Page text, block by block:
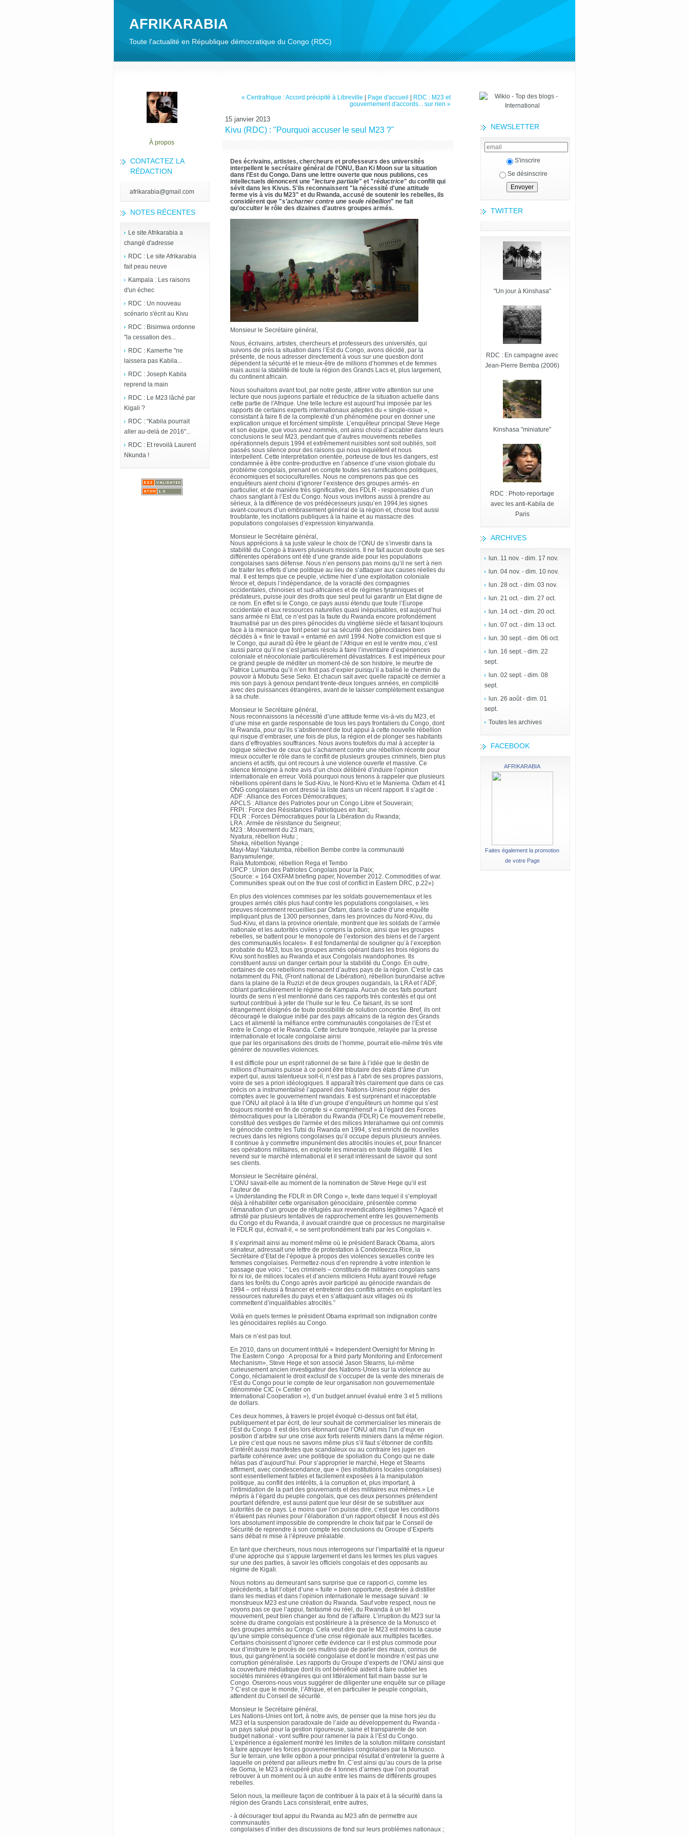
AFRIKARABIA
Toute l'actualité en République démocratique du Congo (RDC)
À propos
CONTACTEZ LA
RÉDACTION
afrikarabia@gmail.com
NOTES RÉCENTES
Le site Afrikarabia a
changé d'adresse
RDC : Le site Afrikarabia
fait peau neuve
Kampala : Les raisons
d'un échec
RDC : Un nouveau
scénario s'écrit au Kivu
RDC : Bisimwa ordonne
"la cessation des...
RDC : Kamerhe "ne
laissera pas Kabila...
RDC : Joseph Kabila
reprend la main
RDC : Le M23 lâché par
Kigali ?
RDC : "Kabila pourrait
aller au-delà de 2016"...
RDC : Et revoilà Laurent
Nkunda !
NEWSLETTER
S'inscrire
Se désinscrire
TWITTER
"Un jour à Kinshasa"
RDC : En campagne avec
Jean-Pierre Bemba (2006)
Kinshasa "miniature"
RDC : Photo-reportage
avec les anti-Kabila de
Paris
ARCHIVES
lun. 11 nov. - dim. 17 nov.
lun. 04 nov. - dim. 10 nov.
lun. 28 oct. - dim. 03 nov.
lun. 21 oct. - dim. 27 oct.
lun. 14 oct. - dim. 20 oct.
lun. 07 oct. - dim. 13 oct.
lun. 30 sept. - dim. 06 oct.
lun. 16 sept. - dim. 22
sept.
lun. 02 sept. - dim. 08
sept.
lun. 26 août - dim. 01
sept.
Toutes les archives
FACEBOOK
AFRIKARABIA
Faites également la promotion
de votre Page
« Centrafrique : Accord précipité à Libreville | Page d'accueil | RDC : M23 et
gouvernement d'accords... sur rien »
15 janvier 2013
Kivu (RDC) : "Pourquoi accuser le seul M23 ?"
Des écrivains, artistes, chercheurs et professeurs des universités
interpellent le secrétaire général de l'ONU, Ban Ki Moon sur la situation
dans l'Est du Congo. Dans une lettre ouverte que nous publions, ces
intellectuels dénoncent une "lecture partiale" et "réductrice" du conflit qui
sévit dans les Kivus. S'ils reconnaissent "la nécessité d'une attitude
ferme vis à vis du M23" et du Rwanda, accusé de soutenir les rebelles, ils
considèrent que "s'acharner contre une seule rébellion" ne fait
qu'occulter le rôle des dizaines d'autres groupes armés.
Monsieur le Secrétaire général,
Nous, écrivains, artistes, chercheurs et professeurs des universités, qui
suivons de près la situation dans l’Est du Congo, avons décidé, par la
présente, de nous adresser directement à vous sur une question dont
dépendent la sécurité et le mieux-être de millions d’hommes et de femmes
mais aussi la stabilité de toute la région des Grands Lacs et, plus largement,
du continent africain.
Nous souhaitons avant tout, par notre geste, attirer votre attention sur une
lecture que nous jugeons partiale et réductrice de la situation actuelle dans
cette partie de l'Afrique. Une telle lecture est aujourd’hui imposée par les
rapports de certains experts internationaux adeptes du « single-issue »,
consistant à faire fi de la complexité d’un phénomène pour en donner une
explication unique et forcément simpliste. L’enquêteur principal Steve Hege
et son équipe, que vous avez nommés, ont ainsi choisi d’accabler dans leurs
conclusions le seul M23, pendant que d’autres mouvements rebelles
opérationnels depuis 1994 et extrêmement nuisibles sont soit oubliés, soit
passés sous silence pour des raisons qui nous inquiètent et nous
interpellent. Cette interprétation orientée, porteuse de tous les dangers, est
condamnée à être contre-productive en l’absence d’une vision globale du
problème congolais, prenant en compte toutes ses ramifications politiques,
économiques et socioculturelles. Nous ne comprenons pas que ces
enquêteurs aient choisi d’ignorer l’existence des groupes armés- en
particulier, et de manière très significative, des FDLR - responsables d’un
chaos sanglant à l’Est du Congo. Nous vous invitons aussi à prendre au
sérieux, à la différence de vos prédécesseurs jusqu’en 1994,les signes
avant-coureurs d’un embrasement général de la région et, chose tout aussi
troublante, les incitations publiques à la haine et au massacre des
populations congolaises d’expression kinyarwanda.
Monsieur le Secrétaire général,
Nous apprécions à sa juste valeur le choix de l’ONU de s’investir dans la
stabilité du Congo à travers plusieurs missions. Il ne fait aucun doute que ses
différentes opérations ont été d’une grande aide pour les populations
congolaises sans défense. Nous n’en pensons pas moins qu’il ne sert à rien
de traiter les effets d’une politique au lieu de s’attaquer aux causes réelles du
mal. Il est temps que ce peuple, victime hier d’une exploitation coloniale
féroce et, depuis l’indépendance, de la voracité des compagnies
occidentales, chinoises et sud-africaines et de régimes tyranniques et
prédateurs, puisse jouir des droits que seul peut lui garantir un Etat digne de
ce nom. En effet si le Congo, ce pays aussi étendu que toute l’Europe
occidentale et aux ressources naturelles quasi inépuisables, est aujourd’hui
sans armée ni Etat, ce n’est pas la faute du Rwanda encore profondément
traumatisé par un des pires génocides du vingtième siècle et faisant toujours
face à la menace que font peser sur sa sécurité des génocidaires bien
décidés à « finir le travail » entamé en avril 1994. Notre conviction est que si
le Congo, qui aurait dû être le géant de l’Afrique en est le ventre mou, c’est
aussi parce qu’il ne s’est jamais résolu à faire l’inventaire d’expériences
coloniale et néocoloniale particulièrement dévastatrices. Il est impérieux pour
ce grand peuple de méditer un moment-clé de son histoire, le meurtre de
Patrice Lumumba qu’il n’en finit pas d’expier puisqu’il a balisé le chemin du
pouvoir à Mobutu Sese Seko. Et chacun sait avec quelle rapacité ce dernier a
mis son pays à genoux pendant trente-deux longues années, en complicité
avec des puissances étrangères, avant de le laisser complètement exsangue
à sa chute.
Monsieur le Secrétaire général,
Nous reconnaissons la nécessité d’une attitude ferme vis-à-vis du M23, et
d’une mise en garde responsable de tous les pays frontaliers du Congo, dont
le Rwanda, pour qu’ils s’abstiennent de tout appui à cette nouvelle rébellion
qui risque d’embraser, une fois de plus, la région et de plonger ses habitants
dans d’effroyables souffrances. Nous avons toutefois du mal à accepter la
logique sélective de ceux qui s’acharnent contre une rébellion récente pour
mieux occulter le rôle dans le conflit de plusieurs groupes criminels, bien plus
anciens et actifs, qui ont recours à une violence ouverte et massive. Ce
silence témoigne à notre avis d’un choix délibéré d’induire l’opinion
internationale en erreur. Voilà pourquoi nous tenons à rappeler que plusieurs
rébellions opèrent dans le Sud-Kivu, le Nord-Kivu et le Maniema. Oxfam et 41
ONG congolaises en ont dressé la liste dans un récent rapport. Il s’agit de :
ADF : Alliance des Forces Démocratiques;
APCLS : Alliance des Patriotes pour un Congo Libre et Souverain;
FRPI : Force des Résistances Patriotiques en Ituri;
FDLR : Forces Démocratiques pour la Libération du Rwanda;
LRA : Armée de résistance du Seigneur;
M23 : Mouvement du 23 mars;
Nyatura, rébellion Hutu ;
Sheka, rébellion Nyange ;
Mayi-Mayi Yakutumba, rébellion Bembe contre la communauté
Banyamulenge;
Raïa Mutomboki, rébellion Rega et Tembo
UPCP : Union des Patriotes Congolais pour la Paix;
(Source: « 164 OXFAM briefing paper, November 2012. Commodities of war.
Communities speak out on the true cost of conflict in Eastern DRC, p.22»)
En plus des violences commises par les soldats gouvernementaux et les
groupes armés cités plus haut contre les populations congolaises, « les
preuves récemment recueillies par Oxfam, dans le cadre d’une enquête
impliquant plus de 1300 personnes, dans les provinces du Nord-Kivu, du
Sud-Kivu, et dans la province orientale, montrent que les soldats de l’armée
nationale et les autorités civiles y compris la police, ainsi que les groupes
rebelles, se battent pour le monopole de l’extorsion des biens et de l’argent
des communautés locales». Il est fondamental de souligner qu’à l’exception
probable du M23, tous les groupes armés opérant dans les trois régions du
Kivu sont hostiles au Rwanda et aux Congolais rwandophones. Ils
constituent aussi un danger certain pour la stabilité du Congo. En outre,
certaines de ces rebellions menacent d’autres pays de la région. C'est le cas
notamment du FNL (Front national de Libération), rébellion burundaise active
dans la plaine de la Ruzizi et de deux groupes ougandais, la LRA et l’ADF,
ciblant particulièrement le régime de Kampala. Aucun de ces faits pourtant
lourds de sens n’est mentionné dans ces rapports très contestés et qui ont
surtout contribué à jeter de l’huile sur le feu. Ce faisant, ils se sont
étrangement éloignés de toute possibilité de solution concertée. Bref, ils ont
découragé le dialogue initié par des pays africains de la région des Grands
Lacs et alimenté la méfiance entre communautés congolaises de l’Est et
entre le Congo et le Rwanda. Cette lecture tronquée, relayée par la presse
internationale et locale congolaise ainsi
que par les organisations des droits de l’homme, pourrait elle-même très vite
générer de nouvelles violences.
Il est difficile pour un esprit rationnel de se faire à l’idée que le destin de
millions d’humains puisse à ce point être tributaire des états d’âme d’un
expert qui, aussi talentueux soit-il, n’est pas à l’abri de ses propres passions,
voire de ses a priori idéologiques. Il apparaît très clairement que dans ce cas
précis on a instrumentalisé l’appareil des Nations-Unies pour régler des
comptes avec le gouvernement rwandais. Il est surprenant et inacceptable
que l’ONU ait placé à la tête d’un groupe d’enquêteurs un homme qui s’est
toujours montré en fin de compte si « compréhensif » à l’égard des Forces
démocratiques pour la Libération du Rwanda (FDLR) Ce mouvement rebelle,
constitué des vestiges de l'armée et des milices Interahamwe qui ont commis
le génocide contre les Tutsi du Rwanda en 1994, s’est enrichi de nouvelles
recrues dans les régions congolaises qu’il occupe depuis plusieurs années.
Il continue à y commettre impunément des atrocités inouïes et, pour financer
ses opérations militaires, en exploite les minerais en toute illégalité. Il les
revend sur le marché international et il serait intéressant de savoir qui sont
ses clients.
Monsieur le Secrétaire général,
L’ONU savait-elle au moment de la nomination de Steve Hege qu’il est
l’auteur de
« Understanding the FDLR in DR Congo », texte dans lequel il s’employait
déjà à réhabiliter cette organisation génocidaire, présentée comme
l’émanation d’un groupe de réfugiés aux revendications légitimes ? Agacé et
attristé par plusieurs tentatives de rapprochement entre les gouvernements
du Congo et du Rwanda, il avouait craindre que ce processus ne marginalise
le FDLR qui, écrivait-il, « se sent profondément trahi par les Congolais ».
Il s’exprimait ainsi au moment même où le président Barack Obama, alors
sénateur, adressait une lettre de protestation à Condoleezza Rice, la
Secrétaire d’Etat de l’époque à propos des violences sexuelles contre les
femmes congolaises. Permettez-nous d’en reprendre à votre intention le
passage que voici : “ Les criminels – constitués de militaires congolais sans
foi ni loi, de milices locales et d’anciens miliciens Hutu ayant trouvé refuge
dans les forêts du Congo après avoir participé au génocide rwandais de
1994 – ont réussi à financer et entretenir des conflits armés en exploitant les
ressources naturelles du pays et en s’attaquant aux villages où ils
commettent d’inqualifiables atrocités.”
Voilà en quels termes le président Obama exprimait son indignation contre
les génocidaires repliés au Congo.
Mais ce n’est pas tout.
En 2010, dans un document intitulé « Independent Oversight for Mining In
The Eastern Congo : A proposal for a third party Monitoring and Enforcement
Mechanism», Steve Hege et son associé Jason Stearns, lui-même
curieusement ancien investigateur des Nations-Unies sur la violence au
Congo, réclamaient le droit exclusif de s’occuper de la vente des minerais de
l’Est du Congo pour le compte de leur organisation non gouvernementale
dénommée CIC (« Center on
International Cooperation »), d’un budget annuel évalué entre 3 et 5 millions
de dollars.
Ces deux hommes, à travers le projet évoqué ci-dessus ont fait état,
publiquement et par écrit, de leur souhait de commercialiser les minerais de
l’Est du Congo. Il est dès lors étonnant que l’ONU ait mis l’un d’eux en
position d’arbitre sur une crise aux forts relents miniers dans la même région.
Le pire c’est que nous ne savons même plus s’il faut s’étonner de conflits
d’intérêt aussi manifestes que scandaleux ou au contraire les juger en
parfaite cohérence avec une politique de spoliation du Congo qui ne date
hélas pas d’aujourd’hui. Pour s’approprier le marché, Hege et Stearns
affirment, avec condescendance, que « (les institutions locales congolaises)
sont essentiellement faibles et facilement exposées à la manipulation
politique, au conflit des intérêts, à la corruption et, plus important, à
l’intimidation de la part des gouvernants et des militaires eux mêmes.» Le
mépris à l’égard du peuple congolais, que ces deux personnes prétendent
pourtant défendre, est aussi patent que leur désir de se substituer aux
autorités de ce pays. Le moins que l’on puisse dire, c’est que les conditions
n’étaient pas réunies pour l’élaboration d’un rapport objectif. Il nous est dès
lors absolument impossible de comprendre le choix fait par le Conseil de
Sécurité de reprendre à son compte les conclusions du Groupe d’Experts
sans débat ni mise à l’épreuve préalable.
En tant que chercheurs, nous nous interrogeons sur l’impartialité et la rigueur
d’une approche qui s’appuie largement et dans les termes les plus vagues
sur une des parties, à savoir les officiels congolais et des opposants au
régime de Kigali.
Nous notons au demeurant sans surprise que ce rapport-ci, comme les
précédents, a fait l’objet d’une « fuite » bien opportune, destinée à distiller
dans les medias et dans l’opinion internationale le message suivant : le
monstrueux M23 est une création du Rwanda. Sauf votre respect, nous ne
voyons pas ce que l’appui, fantasmé ou réel, du Rwanda à un tel
mouvement, peut bien changer au fond de l’affaire. L’irruption du M23 sur la
scène du drame congolais est postérieure à la présence de la Monusco et
des groupes armés au Congo. Cela veut dire que le M23 est moins la cause
qu’une simple conséquence d’une crise régionale aux multiples facettes.
Certains choisissent d’ignorer cette évidence car il est plus commode pour
eux d’instruire le procès de ces mutins que de parler des maux, connus de
tous, qui gangrènent la société congolaise et dont le moindre n’est pas une
corruption généralisée. Les rapports du Groupe d’experts de l’ONU ainsi que
la couverture médiatique dont ils ont bénéficié aident à faire oublier les
sociétés minières étrangères qui ont littéralement fait main basse sur le
Congo. Oserons-nous vous suggérer de diligenter une enquête sur ce pillage
? C’est ce que le monde, l’Afrique, et en particulier le peuple congolais,
attendent du Conseil de sécurité.
Monsieur le Secrétaire général,
Les Nations-Unies ont tort, à notre avis, de penser que la mise hors jeu du
M23 et la suspension paradoxale de l’aide au développement du Rwanda -
un pays salué pour la gestion rigoureuse, saine et transparente de son
budget national - vont suffire pour ramener la paix à l’Est du Congo.
L’expérience a également montré les limites de la solution militaire consistant
à faire appuyer les forces gouvernementales congolaises par la Monusco.
Sur le terrain, une telle option a pour principal résultat d’entretenir la guerre à
laquelle on prétend par ailleurs mettre fin. C’est ainsi qu’au cours de la prise
de Goma, le M23 a récupéré plus de 4 tonnes d’armes que l’on pourrait
retrouver à un moment ou à un autre entre les mains de différents groupes
rebelles.
Selon nous, la meilleure façon de contribuer à la paix et à la sécurité dans la
région des Grands Lacs consisterait, entre autres,
- à décourager tout appui du Rwanda au M23 afin de permettre aux
communautés
congolaises d’initier des discussions de fond sur leurs problèmes nationaux ;